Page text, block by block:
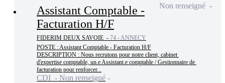
Assistant Comptable -
Facturation H/F
FIDERIM DEUX SAVOIE - 74 - ANNECY
POSTE : Assistant Comptable - Facturation H/F
DESCRIPTION : Nous recrutons pour notre client, cabinet
d'expertise comptable, un.e Assistant.e comptable / Gestionnaire de
facturation pour renforcer...
CDI - Non renseigné
Non renseigné